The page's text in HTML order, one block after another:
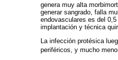
genera muy alta
generar sangrado, falla
endovasculares es del
implantación y técnica
La infección protésica
periféricos, y mucho